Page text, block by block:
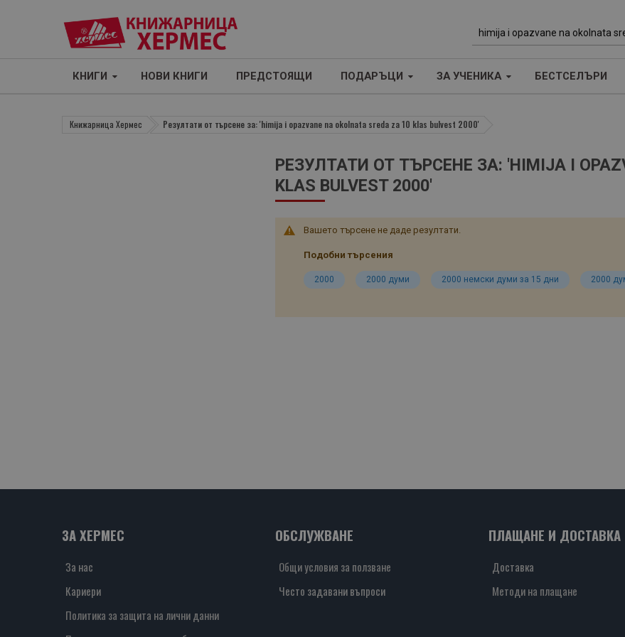
р
КНИГИ НОВИ КНИГИ ПРЕДСТОЯЩИ ПОДАРЪЦИ ЗА УЧЕНИКА БЕСТСЕЛЪРИ
Книжарница Хермес Резултати от търсене за: 'himija i opazvane na okolnata sreda za 10 klas bulvest 2000'
РЕЗУЛТАТИ ОТ ТЪРСЕНЕ ЗА: 'HIMIJA I
KLAS BULVEST 2000'
Вашето търсене не даде резултати.
Подобни търсения
2000 2000 думи 2000 немски думи за 15 дни 2000
ЗА ХЕРМЕС
За нас
Кариери
Политика за защита на лични данни
ОБСЛУЖВАНЕ
Общи условия за ползване
Често задавани въпроси
ПЛАЩАНЕ И ДОСТАВКА
Доставка
Методи на плащане